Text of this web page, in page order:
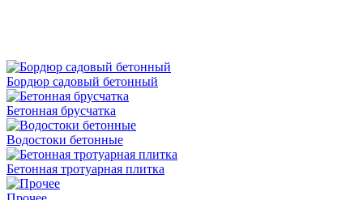
Бордюр садовый бетонный
Бетонная брусчатка
Водостоки бетонные
Бетонная тротуарная плитка